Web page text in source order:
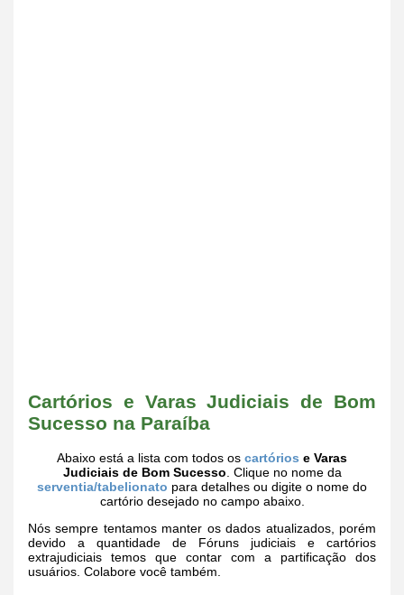
Cartórios e Varas Judiciais de Bom
Sucesso na Paraíba
Abaixo está a lista com todos os cartórios e Varas
Judiciais de Bom Sucesso . Clique no nome da
serventia/tabelionato para detalhes ou digite o nome do
cartório desejado no campo abaixo.
Nós sempre tentamos manter os dados atualizados, porém
devido a quantidade de Fóruns judiciais e cartórios
extrajudiciais temos que contar com a partificação dos
usuários. Colabore você também.